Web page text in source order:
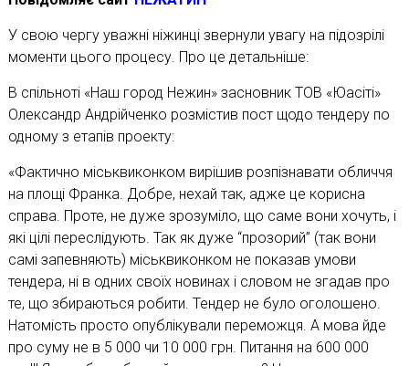
У свою чергу уважні ніжинці звернули увагу на підозрілі
моменти цього процесу. Про це детальніше:
В спільноті «Наш город Нежин» засновник ТОВ «Юасіті»
Олександр Андрійченко розмістив пост щодо тендеру по
одному з етапів проекту:
«Фактично міськвиконком вирішив розпізнавати обличчя
на площі Франка. Добре, нехай так, адже це корисна
справа. Проте, не дуже зрозуміло, що саме вони хочуть, і
які цілі переслідують. Так як дуже “прозорий” (так вони
самі запевняють) міськвиконком не показав умови
тендера, ні в одних своїх новинах і словом не згадав про
те, що збираються робити. Тендер не було оголошено.
Натомість просто опублікували переможця. А мова йде
про суму не в 5 000 чи 10 000 грн. Питання на 600 000